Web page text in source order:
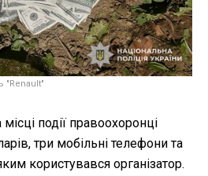
"Renault"
події правоохоронці
три мобільні телефони та
користувався організатор.